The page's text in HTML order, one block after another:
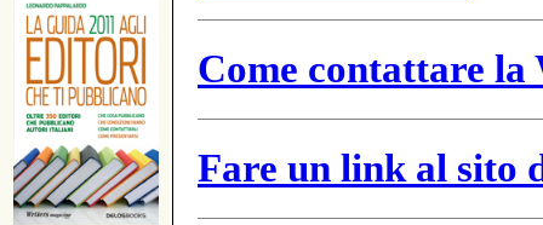
Come contattare
Fare un link al sito